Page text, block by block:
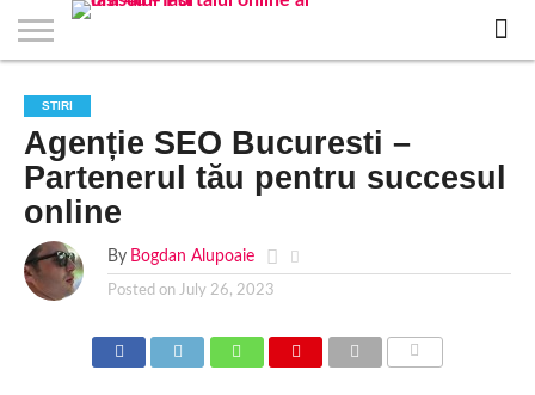
STIRI
APARTAMENTE
NOI IASI
STIRI
IASI
JOBS
IN
IASI
FILME
LA
CINEMA
CLUBURI /
DISCOTECI
BARURI /
CAFENELE
SALI DE
FORTA
SI
FITNESS
SALOANE DE
INFRUMUSETARE
AGENTII
DE
TURISM
IASI
RESTAURANTE
IN IASI
PIZZA
IN
IASI
PISCINA
IN IASI
FLORARII
RADIO
LIVE
IN
IASI
SPALATORII
AUTO
TRACTARI
AUTO
TAXI
IN
IASI
CINEMA
TEATRU
HOTELURI
/
PENSIUNI
TEREN
SPORTIV
TEREN
TENIS
IASI
FARMACII
NON
STOP
COFFEE-
TO-GO
FIRME DE
PUBLICITATE
RENT
A
CAR
STIRI
Agenție SEO Bucuresti –
Partenerul tău pentru succesul
online
By Bogdan Alupoaie
Posted on July 26, 2023